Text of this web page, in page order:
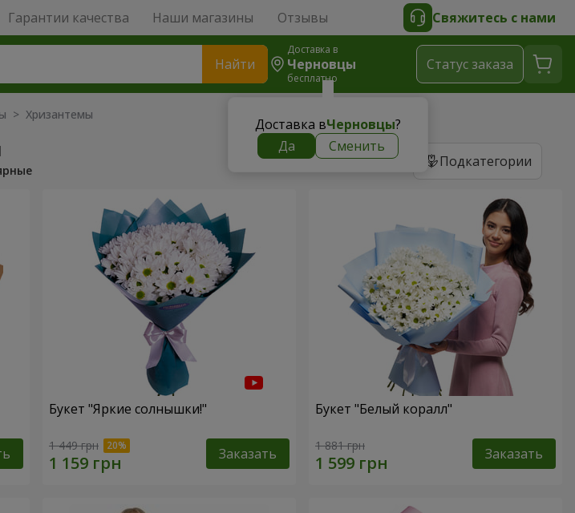
Гарантии качества Наши магазины Отзывы Свяжитесь с нами
Найти
Доставка в
Черновцы
бесплатно
Доставка вЧерновцы?
Да
Сменить
Cтатус заказа
> Хризантемы
Подкатегории
Букет "Яркие солнышки!"
1 449 грн Заказать
Букет "Белый коралл"
1 881 грн Заказать